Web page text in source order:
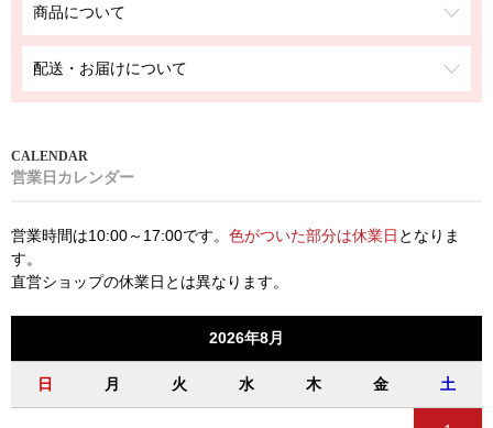
商品について
配送・お届けについて
営業日カレンダー
営業時間は10:00～17:00です。 色がついた部分は休業日 となりま
す。
直営ショップの休業日とは異なります。
2026年8月
日 月 火 水 木 金 土